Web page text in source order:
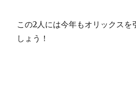
この2人には今年もオリックスを
しょう！